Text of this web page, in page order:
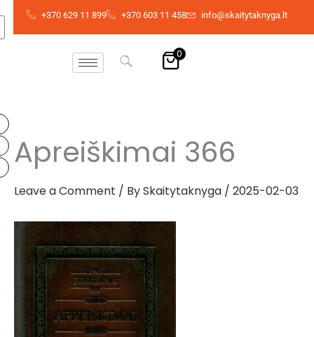
+370 629 11 899 +370 603 11 458 info@skaitytaknyga.lt
0
Apreiškimai 366
Leave a Comment / BySkaitytaknyga / 2025-02-03